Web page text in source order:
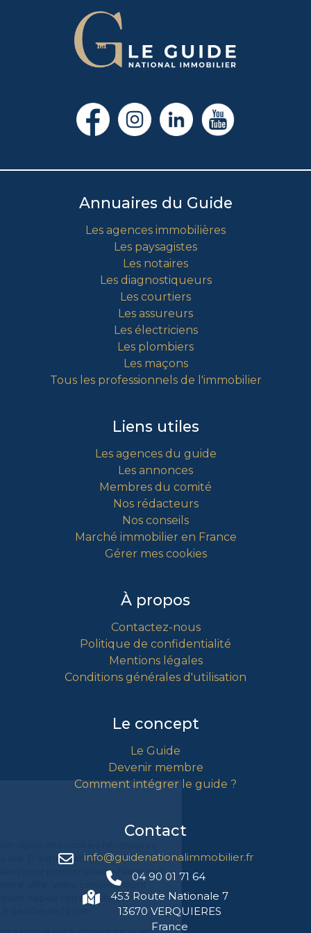
Annuaires du Guide
Les agences immobilières
Les paysagistes
Les notaires
Les diagnostiqueurs
Les courtiers
Les assureurs
Les électriciens
Les plombiers
Les maçons
Tous les professionnels de l'immobilier
Liens utiles
Les agences du guide
Les annonces
Membres du comité
Nos rédacteurs
Nos conseils
Marché immobilier en France
Gérer mes cookies
À propos
Contactez-nous
Politique de confidentialité
Mentions légales
Conditions générales d'utilisation
Le concept
Le Guide
Devenir membre
Comment intégrer le guide ?
Contact
info@guidenationalimmobilier.fr
04 90 01 71 64
453 Route Nationale 7
13670 VERQUIERES
France
Le Guide National Immobilier utilise des
fonctionnement du site. D’autres catégories de cookies
peuvent être utilisées pour personnaliser, réaliser des analyses,
afin d'optimiser notre offre. Votre consentement peut être
retiré à tout moment depuis cette fenêtre en cliquant sur
l'icône en bas à gauche de l'écran.
Pour modifier vos préférences par la suite, cliquez sur le lien